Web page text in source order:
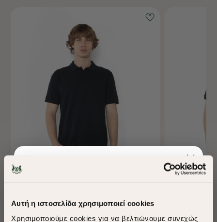
Αυτή η ιστοσελίδα χρησιμοποιεί cookies
Χρησιμοποιούμε cookies για να βελτιώνουμε συνεχώς
ΜΠΛΟΥΖΑ POLO PIQUE REGULAR FIT